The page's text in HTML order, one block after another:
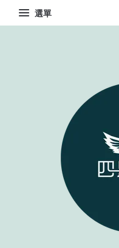
選單